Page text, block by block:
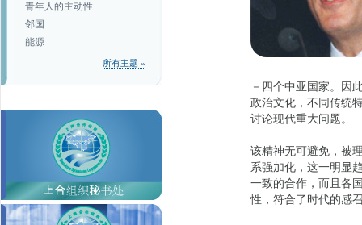
青年人的主动性
邻国
能源
所有主题 »
－四个中亚国家。因
政治文化，不同传统
讨论现代重大问题。
该精神无可避免，被
系强加化，这一明显
一致的合作，而且各
性，符合了时代的感